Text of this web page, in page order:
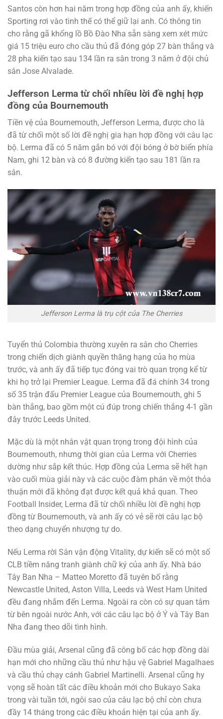
Santos còn hơn hai năm trong hợp đồng của anh ấy, khiến
Sporting rơi vào tình thế có thể giữ lại anh. Có thông tin
cho rằng gã khổng lồ Bồ Đào Nha sẵn sàng xem xét mức
giá 15 triệu euro cho cầu thủ đã đóng góp 27 bàn thắng và
28 pha kiến tạo sau 134 lần ra sân trong 3 năm ở đội chủ
sân Jose Alvalade.
Jefferson Lerma từ chối nhiều lời đề nghị hợp
đồng của Bournemouth
Tiền vệ của Bournemouth, Jefferson Lerma, được cho là
đã từ chối một số lời đề nghị gia hạn hợp đồng với câu lạc
bộ. Lerma đã có 5 năm gắn bó với đội bóng ở bờ biển phía
Nam, ghi 12 bàn và có 8 đường kiến tạo sau 181 lần ra
sân.
Jefferson Lerma là trụ cột của The Cherries
Tuyển thủ Colombia thường xuyên ra sân cho Cherries
trong chiến dịch giành quyền thăng hạng của họ mùa
trước, và anh ấy đã tiếp tục đóng vai trò quan trọng kể từ
khi họ trở lại Premier League. Lerma đã đá chính 34 trong
số 35 trận đấu Premier League của Bournemouth, ghi 5
bàn thắng, bao gồm một cú đúp trong chiến thắng 4-1 gần
đây trước Leeds United.
Mặc dù là một nhân vật quan trọng trong đội hình của
Bournemouth, nhưng thời gian của Lerma với Cherries
dường như sắp kết thúc. Hợp đồng của Lerma sẽ hết hạn
vào cuối mùa giải này và các cuộc đàm phán về một thỏa
thuận mới đã không đạt được kết quả khả quan. Theo
Football Insider, Lerma đã từ chối nhiều lời đề nghị hợp
đồng từ Bournemouth, và anh ấy có vẻ sẽ rời câu lạc bộ
theo dạng chuyển nhượng tự do.
Nếu Lerma rời Sân vận động Vitality, dự kiến sẽ có một số
CLB tiềm năng tranh giành chữ ký của anh ấy. Nhà báo
Tây Ban Nha – Matteo Moretto đã tuyên bố rằng
Newcastle United, Aston Villa, Leeds và West Ham United
đều đang nhắm đến Lerma. Ngoài ra còn có sự quan tâm
từ bên ngoài nước Anh, với các câu lạc bộ ở Ý và Tây Ban
Nha đang theo dõi tình hình.
Đầu mùa giải, Arsenal cũng đã công bố các hợp đồng dài
hạn mới cho những cầu thủ như hậu vệ Gabriel Magalhaes
và cầu thủ chạy cánh Gabriel Martinelli. Arsenal cũng hy
vọng sẽ hoàn tất các điều khoản mới cho Bukayo Saka
trong vài tuần tới, ngôi sao của câu lạc bộ chỉ còn chưa
đầy 14 tháng trong các điều khoản hiện tại của anh ấy.